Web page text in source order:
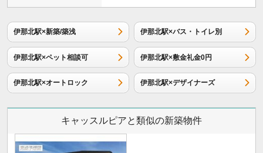
伊那北駅×新築/築浅 伊那北駅×バス・トイレ別
伊那北駅×ペット相談可 伊那北駅×敷金礼金0円
伊那北駅×オートロック 伊那北駅×デザイナーズ
キャッスルピアと類似の新築物件